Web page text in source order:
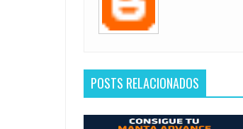
POSTS RELACIONADOS